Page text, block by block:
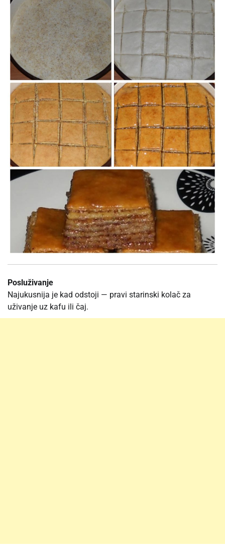
Posluživanje
Najukusnija je kad odstoji — pravi starinski kolač za
uživanje uz kafu ili čaj.